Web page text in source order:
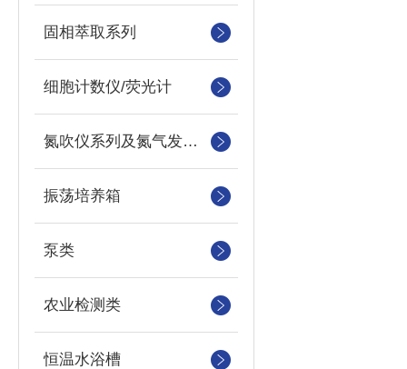
固相萃取系列
细胞计数仪/荧光计
氮吹仪系列及氮气发生器
振荡培养箱
泵类
农业检测类
恒温水浴槽